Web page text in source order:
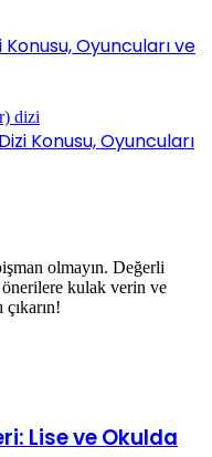
Oyuncuları ve
Konusu, Oyuncuları
olmayın. Değerli
önerilere kulak verin ve
Lise ve Okulda